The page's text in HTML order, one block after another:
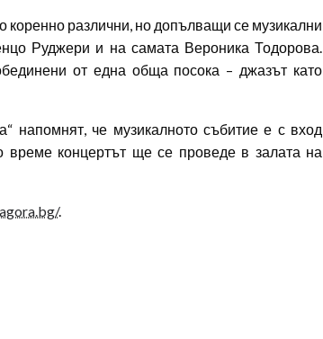
коренно различни, но допълващи се музикални
Руджери и на самата Вероника Тодорова.
от една обща посока – джазът като
че музикалното събитие е с вход
време концертът ще се проведе в залата на
.